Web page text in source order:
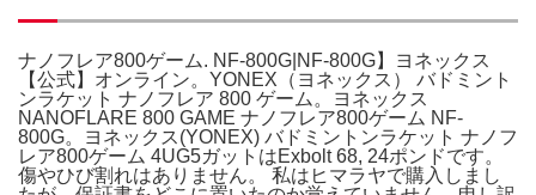
ナノフレア800ゲーム. NF-800G|NF-800G】ヨネックス
【公式】オンライン。YONEX（ヨネックス） バドミント
ンラケット ナノフレア 800 ゲーム。ヨネックス
NANOFLARE 800 GAME ナノフレア800ゲーム NF-
800G。ヨネックス(YONEX) バドミントンラケット ナノフ
レア800ゲーム 4UG5ガットはExbolt 68, 24ポンドです。
傷やひび割れはありません。 私はヒマラヤで購入しまし